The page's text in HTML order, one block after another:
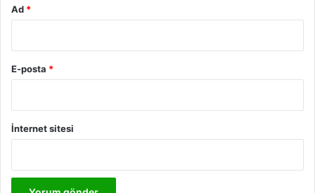
Ad *
E-posta *
İnternet sitesi